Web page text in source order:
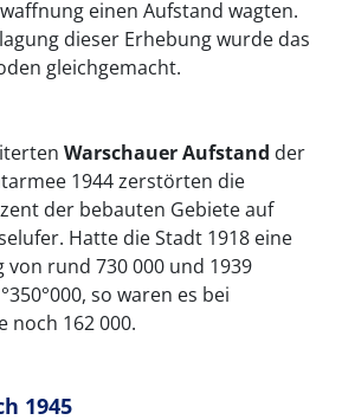
einen Aufstand wagten.
dieser Erhebung wurde das
gleichgemacht.
Warschauer Aufstand der
1944 zerstörten die
der bebauten Gebiete auf
Hatte die Stadt 1918 eine
rund 730 000 und 1939
so waren es bei
noch 162 000.
1945